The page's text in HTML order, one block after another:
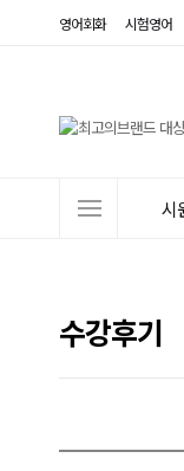
영어회화 시험영어
뉴
시
수강후기